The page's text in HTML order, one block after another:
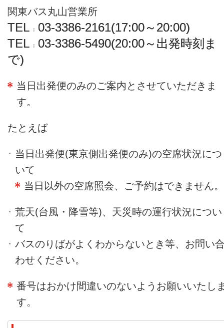
関東バス丸山営業所
TEL
03-3386-2161(17:00～20:00)
TEL
03-3386-5490(20:00～出発時刻ま
で)
当日出発便のみのご案内とさせていただきま
す。
たとえば
当日出発便(東京側出発便のみ)の空席状況につ
いて
当日以外の空席照会、ご予約はできません。
荒天(台風・降雪等)、天災時の運行状況につい
て
バスのりばがよくわからないとき等、お問い
わせください。
番号はおかけ間違いのないようお願いいたし
す。